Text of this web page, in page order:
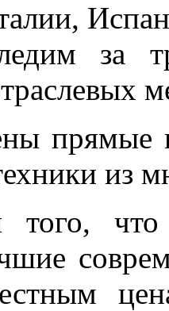
за
прямые
из
того,